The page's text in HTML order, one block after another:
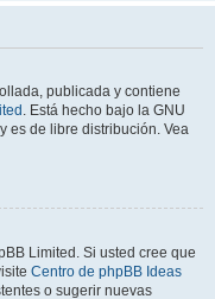
publicada y contiene
. Está hecho bajo la GNU
es de libre distribución. Vea
Limited. Si usted cree que
Centro de phpBB Ideas
o sugerir nuevas